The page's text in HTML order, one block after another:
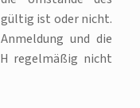
ist oder nicht.
und die
regelmäßig nicht